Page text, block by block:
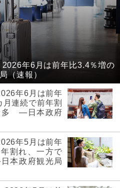
2026年6月は前年比3.4％増の
（速報）
年6月は前年
連続で前年割
多 ―日本政府
年5月は前年
割れ、一方で
本政府観光局